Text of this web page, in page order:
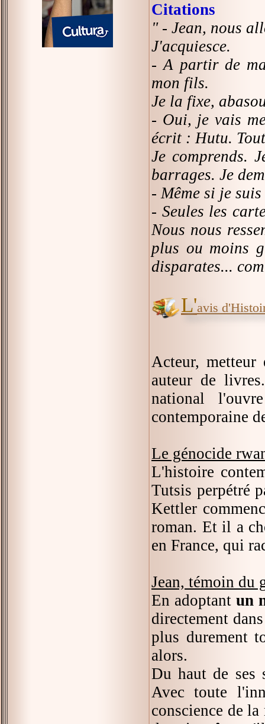
Citations
" - Jean, nous
J'acquiesce.
- A partir de
mon fils.
Je la fixe,
- Oui, je vais
écrit : Hutu.
Je comprends.
barrages. Je
- Même si je
- Seules les
Nous nous
plus ou moins
disparates...
L'avis
Acteur, metteur
auteur de
national
contemporaine
Le génocide
L'histoire
Tutsis perpétré
Kettler
roman. Et il a
en France, qui
Jean, témoin du
En adoptant un
directement
plus durement
alors.
Du haut de ses
Avec toute
conscience de